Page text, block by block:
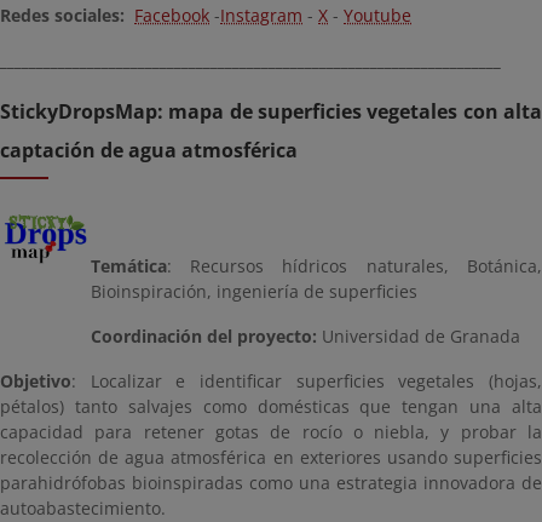
Redes sociales: Facebook -Instagram - X - Youtube
StickyDropsMap: mapa de superficies vegetales con alta
captación de agua atmosférica
Temática: Recursos hídricos naturales, Botánica,
Bioinspiración, ingeniería de superficies
Coordinación del proyecto: Universidad de Granada
Objetivo: Localizar e identificar superficies vegetales (hojas,
pétalos) tanto salvajes como domésticas que tengan una alta
capacidad para retener gotas de rocío o niebla, y probar la
recolección de agua atmosférica en exteriores usando superficies
parahidrófobas bioinspiradas como una estrategia innovadora de
autoabastecimiento.